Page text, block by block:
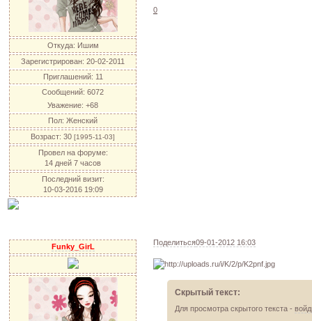
Откуда: Ишим
Зарегистрирован: 20-02-2011
Приглашений: 11
Сообщений: 6072
Уважение: +68
Пол: Женский
Возраст: 30 [1995-11-03]
Провел на форуме:
14 дней 7 часов
Последний визит:
10-03-2016 19:09
0
Поделиться09-01-2012 16:03
Funky_GirL
Скрытый текст:
Для просмотра скрытого текста -